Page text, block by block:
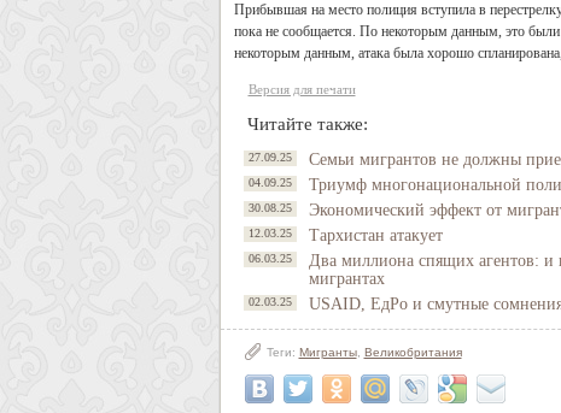
Прибывшая на место полиция вступила в
пока не сообщается. По некоторым данным, это
некоторым данным, атака была хорошо
Версия для печати
Читайте также:
27.09.25 Семьи мигрантов не должны
04.09.25 Триумф многонациональной
30.08.25 Экономический эффект от
12.03.25 Тархистан атакует
06.03.25
Два миллиона спящих агентов: и
мигрантах
02.03.25 USAID, ЕдРо и смутные
Теги: Мигранты, Великобритания